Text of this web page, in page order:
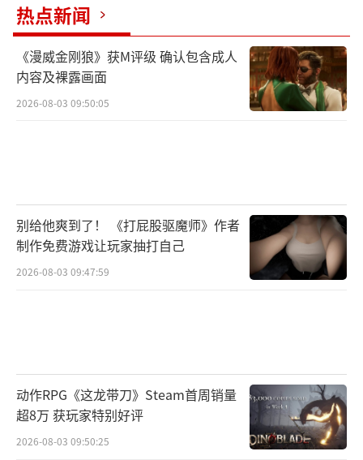
热点新闻
《漫威金刚狼》获M评级 确认包含成人
内容及裸露画面
2026-08-03 09:50:05
别给他爽到了！ 《打屁股驱魔师》作者
制作免费游戏让玩家抽打自己
2026-08-03 09:47:59
动作RPG《这龙带刀》Steam首周销量
超8万 获玩家特别好评
2026-08-03 09:50:25